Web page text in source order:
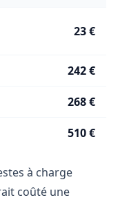
23 €
242 €
268 €
510 €
à charge
coûté une